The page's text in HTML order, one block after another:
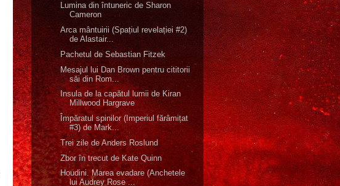
Lumina din întuneric de Sharon
Cameron
Arca mântuirii (Spațiul revelației #2)
de Alastair...
Pachetul de Sebastian Fitzek
Mesajul lui Dan Brown pentru cititorii
săi din Rom...
Insula de la capătul lumii de Kiran
Millwood Hargrave
Împăratul spinilor (Imperiul fărâmițat
#3) de Mark...
Trei zile de Anders Roslund
Zbor în trecut de Kate Quinn
Houdini. Marea evadare (Anchetele
lui Audrey Rose ...